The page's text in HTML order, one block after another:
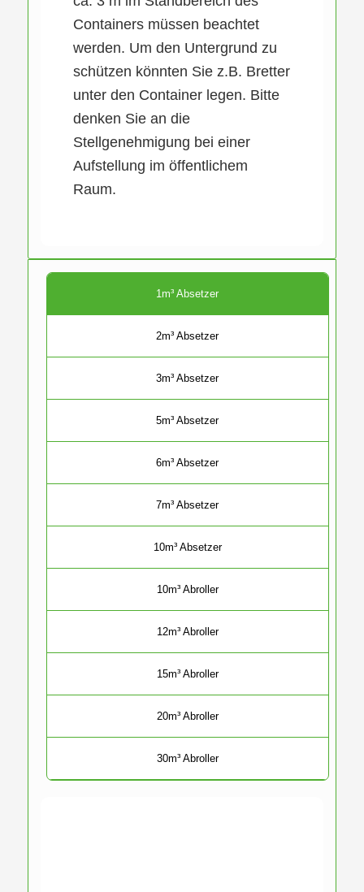
Containers müssen beachtet
werden. Um den Untergrund zu
schützen könnten Sie z.B. Bretter
unter den Container legen. Bitte
denken Sie an die
Stellgenehmigung bei einer
Aufstellung im öffentlichem
Raum.
1m³ Absetzer
2m³ Absetzer
3m³ Absetzer
5m³ Absetzer
6m³ Absetzer
7m³ Absetzer
10m³ Absetzer
10m³ Abroller
12m³ Abroller
15m³ Abroller
20m³ Abroller
30m³ Abroller